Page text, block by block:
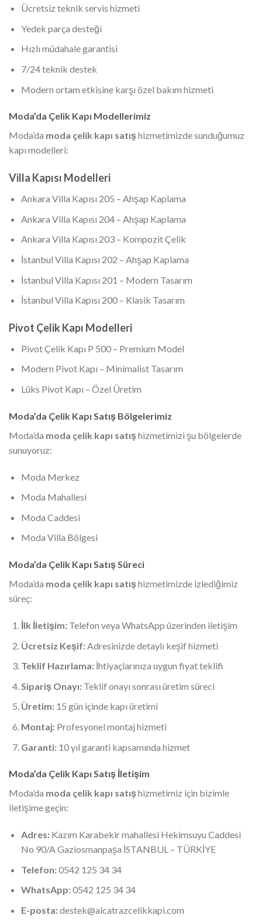
Ücretsiz teknik servis hizmeti
Yedek parça desteği
Hızlı müdahale garantisi
7/24 teknik destek
Modern ortam etkisine karşı özel bakım hizmeti
Moda’da Çelik Kapı Modellerimiz
Moda’da moda çelik kapı satışhizmetimizde sunduğumuz
kapı modelleri:
Villa Kapısı Modelleri
Ankara Villa Kapısı 205 – Ahşap Kaplama
Ankara Villa Kapısı 204 – Ahşap Kaplama
Ankara Villa Kapısı 203 – Kompozit Çelik
İstanbul Villa Kapısı 202 – Ahşap Kaplama
İstanbul Villa Kapısı 201 – Modern Tasarım
İstanbul Villa Kapısı 200 – Klasik Tasarım
Pivot Çelik Kapı Modelleri
Pivot Çelik Kapı P 500 – Premium Model
Modern Pivot Kapı – Minimalist Tasarım
Lüks Pivot Kapı – Özel Üretim
Moda’da Çelik Kapı Satış Bölgelerimiz
Moda’da moda çelik kapı satışhizmetimizi şu bölgelerde
sunuyoruz:
Moda Merkez
Moda Mahallesi
Moda Caddesi
Moda Villa Bölgesi
Moda’da Çelik Kapı Satış Süreci
Moda’da moda çelik kapı satışhizmetimizde izlediğimiz
süreç:
İlk İletişim:Telefon veya WhatsApp üzerinden iletişim
Ücretsiz Keşif:Adresinizde detaylı keşif hizmeti
Teklif Hazırlama:İhtiyaçlarınıza uygun fiyat teklifi
Sipariş Onayı:Teklif onayı sonrası üretim süreci
Üretim:15 gün içinde kapı üretimi
Montaj:Profesyonel montaj hizmeti
Garanti:10 yıl garanti kapsamında hizmet
Moda’da Çelik Kapı Satış İletişim
Moda’da moda çelik kapı satışhizmetimiz için bizimle
iletişime geçin:
Adres:Kazım Karabekir mahallesi Hekimsuyu Caddesi
No 90/A Gaziosmanpaşa İSTANBUL – TÜRKİYE
Telefon:0542 125 34 34
WhatsApp:0542 125 34 34
E-posta:destek@alcatrazcelikkapi.com